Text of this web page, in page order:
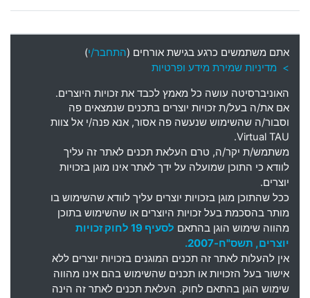
אתם משתמשים כרגע בגישת אורחים (התחבר/י)
> מדיניות שמירת מידע ופרטיות
האוניברסיטה עושה כל מאמץ לכבד את זכויות היוצרים.
אם את/ה בעל/ת זכויות יוצרים בתכנים שנמצאים פה
וסבור/ה שהשימוש שנעשה פה אסור, אנא פנה/י אל צוות
Virtual TAU.
משתמש/ת יקר/ה, טרם העלאת תכנים לאתר זה עליך
לוודא כי התוכן שמועלה על ידך לאתר אינו מוגן בזכויות
יוצרים.
ככל שהתוכן מוגן בזכויות יוצרים עליך לוודא שהשימוש בו
מותר בהסכמת בעל זכויות היוצרים או שהשימוש בתוכן
מהווה שימוש הוגן בהתאם
לסעיף 19 לחוק זכויות
יוצרים, תשס"ח-2007.
אין להעלות לאתר זה תכנים המוגנים בזכויות יוצרים ללא
אישור בעל הזכויות או תכנים שהשימוש בהם אינו מהווה
שימוש הוגן בהתאם לחוק. העלאת תכנים לאתר זה הינה